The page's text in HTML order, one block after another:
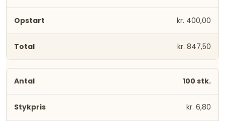
kr. 400,00
kr. 847,50
100 stk.
kr. 6,80